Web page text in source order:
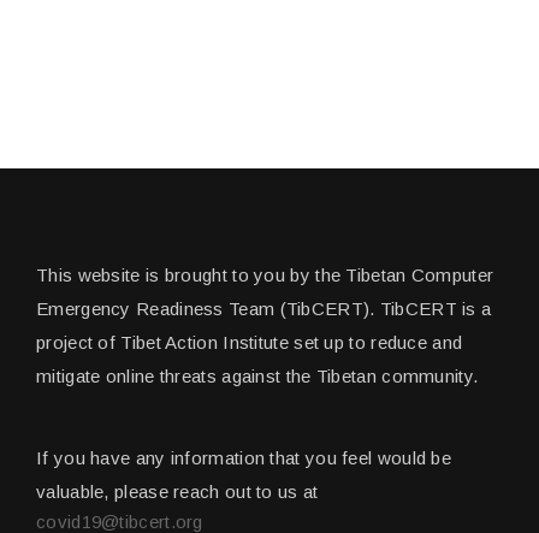
This website is brought to you by the Tibetan Computer
Emergency Readiness Team (TibCERT). TibCERT is a
project of Tibet Action Institute set up to reduce and
mitigate online threats against the Tibetan community.
If you have any information that you feel would be
valuable, please reach out to us at
covid19@tibcert.org